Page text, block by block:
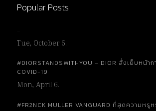
Popular Posts
…
Tue, October 6.
#DIORSTANDSWITHYOU – DIOR สั่งเย็บหน้า
COVID-19
Mon, April 6.
#FR2NCK MULLER VANGUARD ที่สุดความหรู